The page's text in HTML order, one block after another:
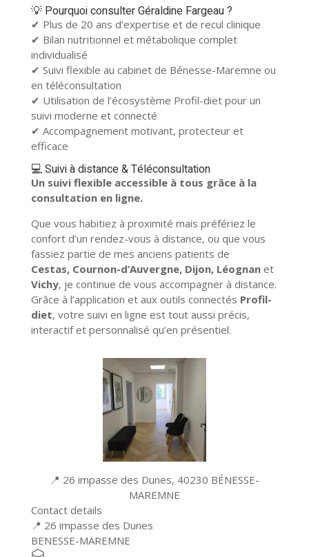
💡 Pourquoi consulter Géraldine Fargeau ?
✔ Plus de 20 ans d’expertise et de recul clinique
✔ Bilan nutritionnel et métabolique complet
individualisé
✔ Suivi flexible au cabinet de Bénesse-Maremne ou
en téléconsultation
✔ Utilisation de l’écosystème Profil-diet pour un
suivi moderne et connecté
✔ Accompagnement motivant, protecteur et
efficace
💻 Suivi à distance & Téléconsultation
Un suivi flexible accessible à tous grâce à la
consultation en ligne.
Que vous habitiez à proximité mais préfériez le
confort d’un rendez-vous à distance, ou que vous
fassiez partie de mes anciens patients de
Cestas, Cournon-d’Auvergne, Dijon, Léognanet
Vichy, je continue de vous accompagner à distance.
Grâce à l’application et aux outils connectés Profil-
diet, votre suivi en ligne est tout aussi précis,
interactif et personnalisé qu’en présentiel.
📍 26 impasse des Dunes, 40230 BÉNESSE-
MAREMNE
Contact details
+
📍 26 impasse des Dunes
BENESSE-MAREMNE